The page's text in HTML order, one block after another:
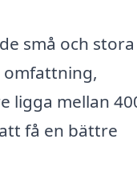
små och stora
omfattning,
ligga mellan
få en bättre